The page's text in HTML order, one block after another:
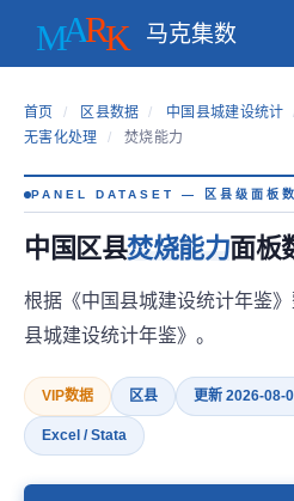
马克集数
首页 / 区县数据 / 中国县城建设统计
无害化处理
/ 焚烧能力
PANEL DATASET — 区县级面板
中国区县焚烧能力面板
根据《中国县城建设统计年鉴
县城建设统计年鉴》。
VIP数据 区县 更新 2026-08-
Excel / Stata